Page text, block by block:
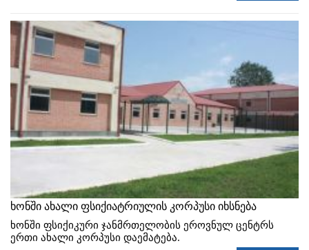
ხონში ახალი ფსიქიატრიულის კორპუსი იხსნება
ხონში ფსიქიკური ჯანმრთელობის ეროვნულ ცენტრს
ერთი ახალი კორპუსი დაემატება.